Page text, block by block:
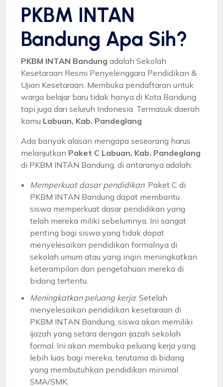
PKBM INTAN
Bandung Apa Sih?
PKBM INTAN Bandung adalah Sekolah
Kesetaraan Resmi Penyelenggara Pendidikan &
Ujian Kesetaraan. Membuka pendaftaran untuk
warga belajar baru tidak hanya di Kota Bandung
tapi juga dari seluruh Indonesia. Termasuk daerah
kamu Labuan, Kab. Pandeglang
Ada banyak alasan mengapa seseorang harus
melanjutkan Paket C Labuan, Kab. Pandeglang
di PKBM INTAN Bandung, di antaranya adalah:
Memperkuat dasar pendidikan: Paket C di
PKBM INTAN Bandung dapat membantu
siswa memperkuat dasar pendidikan yang
telah mereka miliki sebelumnya. Ini sangat
penting bagi siswa yang tidak dapat
menyelesaikan pendidikan formalnya di
sekolah umum atau yang ingin meningkatkan
keterampilan dan pengetahuan mereka di
bidang tertentu.
Meningkatkan peluang kerja: Setelah
menyelesaikan pendidikan kesetaraan di
PKBM INTAN Bandung, siswa akan memiliki
ijazah yang setara dengan ijazah sekolah
formal. Ini akan membuka peluang kerja yang
lebih luas bagi mereka, terutama di bidang
yang membutuhkan pendidikan minimal
SMA/SMK.